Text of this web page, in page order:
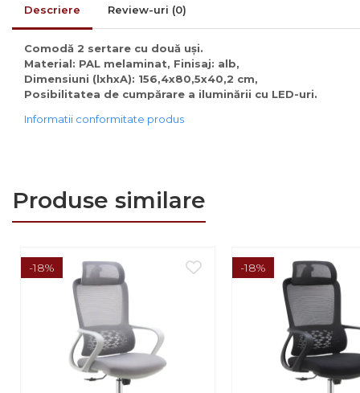
Dormitor
Comode lux-ultramoderne
Dulapuri haine si Sifoniere
Masute de toaleta
inclusa(pachet promo)
Paturi metalice
Paturi tapitate
Seturi dormitoare
complete
Descriere Review-uri (0)
Comodă 2 sertare cu două uşi.
Material: PAL melaminat, Finisaj: alb,
Dimensiuni (lxhxA): 156,4x80,5x40,2 cm,
Posibilitatea de cumpărare a iluminării cu LED-uri.
Informatii conformitate produs
Produse similare
-18% -18%